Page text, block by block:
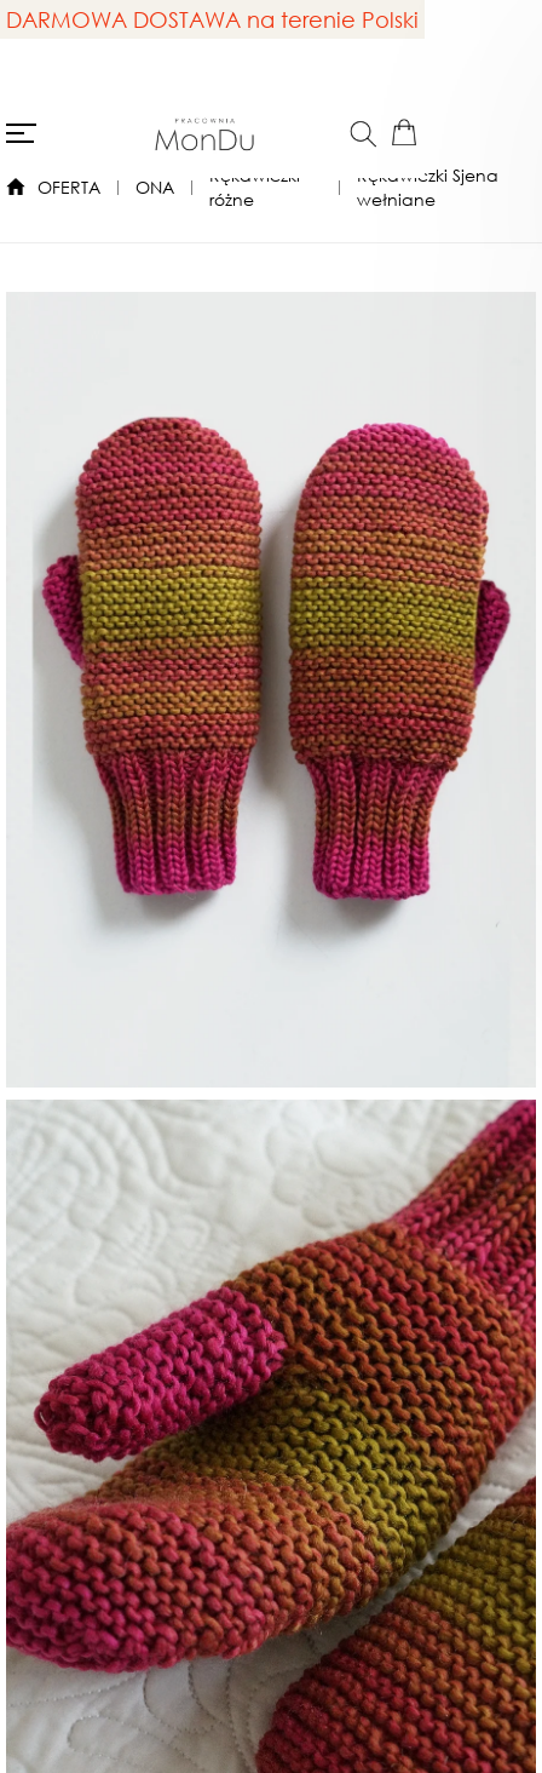
DARMOWA DOSTAWA na terenie Polski
OFERTA ONA
Rękawiczki
różne
Rękawiczki Sjena
wełniane